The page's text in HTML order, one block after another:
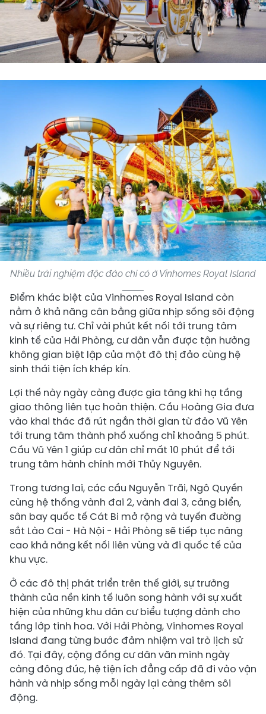
Nhiều trải nghiệm độc đáo chỉ có ở Vinhomes Royal Island
Điểm khác biệt của Vinhomes Royal Island còn
nằm ở khả năng cân bằng giữa nhịp sống sôi động
và sự riêng tư. Chỉ vài phút kết nối tới trung tâm
kinh tế của Hải Phòng, cư dân vẫn được tận hưởng
không gian biệt lập của một đô thị đảo cùng hệ
sinh thái tiện ích khép kín.
Lợi thế này ngày càng được gia tăng khi hạ tầng
giao thông liên tục hoàn thiện. Cầu Hoàng Gia đưa
vào khai thác đã rút ngắn thời gian từ đảo Vũ Yên
tới trung tâm thành phố xuống chỉ khoảng 5 phút.
Cầu Vũ Yên 1 giúp cư dân chỉ mất 10 phút để tới
trung tâm hành chính mới Thủy Nguyên.
Trong tương lai, các cầu Nguyễn Trãi, Ngô Quyền
cùng hệ thống vành đai 2, vành đai 3, cảng biển,
sân bay quốc tế Cát Bi mở rộng và tuyến đường
sắt Lào Cai - Hà Nội - Hải Phòng sẽ tiếp tục nâng
cao khả năng kết nối liên vùng và đi quốc tế của
khu vực.
Ở các đô thị phát triển trên thế giới, sự trưởng
thành của nền kinh tế luôn song hành với sự xuất
hiện của những khu dân cư biểu tượng dành cho
tầng lớp tinh hoa. Với Hải Phòng, Vinhomes Royal
Island đang từng bước đảm nhiệm vai trò lịch sử
đó. Tại đây, cộng đồng cư dân văn minh ngày
càng đông đúc, hệ tiện ích đẳng cấp đã đi vào vận
hành và nhịp sống mỗi ngày lại càng thêm sôi
động.